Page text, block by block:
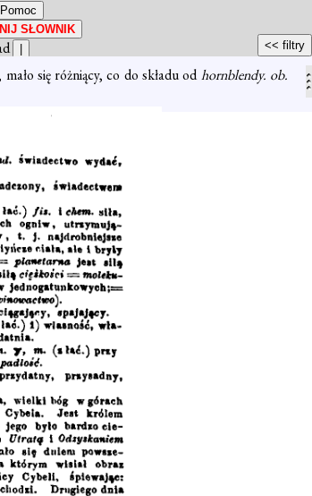
się różniący, co do składu odhornblendy. ob.